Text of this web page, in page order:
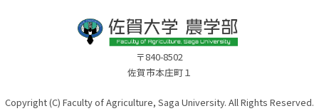
〒840-8502
佐賀市本庄町１
Copyright (C) Faculty of Agriculture, Saga University. All Rights Reserved.